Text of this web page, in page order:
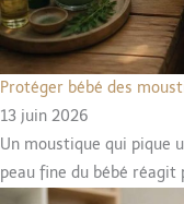
Protéger bébé des
13 juin 2026
Un moustique qui pique
peau fine du bébé réagit